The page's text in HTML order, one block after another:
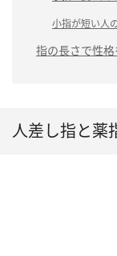
小指が短い人
指の長さで性
人差し指と薬